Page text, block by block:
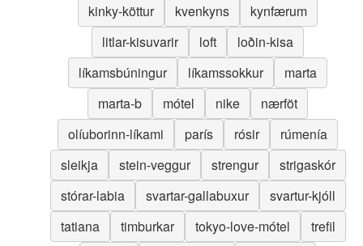
kinky-köttur
kvenkyns
kynfærum
litlar-kisuvarir
loft
loðin-kisa
líkamsbúningur
líkamssokkur
marta
marta-b
mótel nike
nærföt
olíuborinn-líkami
parís rósir
rúmenía
sleikja
stein-veggur strengur
strigaskór
stórar-labia
svartar-gallabuxur
svartur-kjóll
tatiana
timburkar tokyo-love-mótel
trefil